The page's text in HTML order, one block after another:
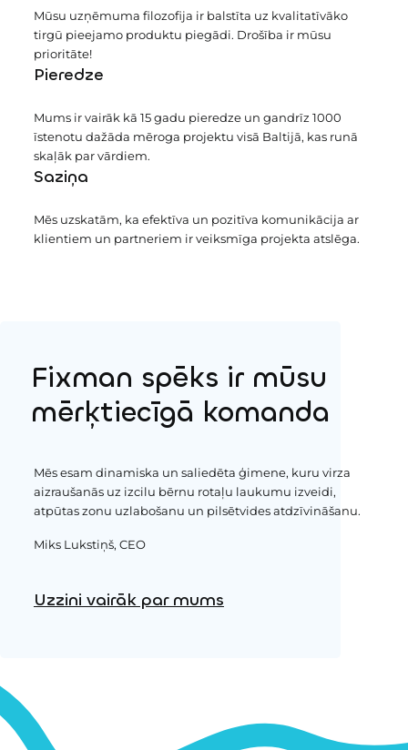
Mūsu uzņēmuma filozofija ir balstīta uz kvalitatīvāko
tirgū pieejamo produktu piegādi. Drošība ir mūsu
prioritāte!
Pieredze
Mums ir vairāk kā 15 gadu pieredze un gandrīz 1000
īstenotu dažāda mēroga projektu visā Baltijā, kas runā
skaļāk par vārdiem.
Saziņa
Mēs uzskatām, ka efektīva un pozitīva komunikācija ar
klientiem un partneriem ir veiksmīga projekta atslēga.
Fixman spēks ir mūsu
mērķtiecīgā komanda
Mēs esam dinamiska un saliedēta ģimene, kuru virza
aizraušanās uz izcilu bērnu rotaļu laukumu izveidi,
atpūtas zonu uzlabošanu un pilsētvides atdzīvināšanu.
Miks Lukstiņš, CEO
Uzzini vairāk par mums